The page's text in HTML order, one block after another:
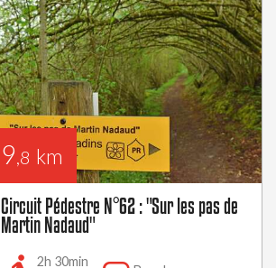
9,8 km
Circuit Pédestre N°62 : "Sur les pas de
Martin Nadaud"
2h 30min